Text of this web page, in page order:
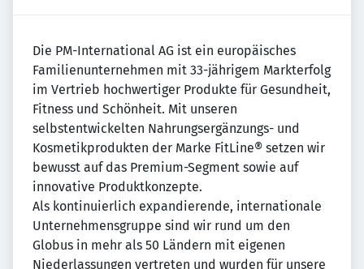
Die PM-International AG ist ein europäisches
Familienunternehmen mit 33-jährigem Markterfolg
im Vertrieb hochwertiger Produkte für Gesundheit,
Fitness und Schönheit. Mit unseren
selbstentwickelten Nahrungsergänzungs- und
Kosmetikprodukten der Marke FitLine® setzen wir
bewusst auf das Premium-Segment sowie auf
innovative Produktkonzepte.
Als kontinuierlich expandierende, internationale
Unternehmensgruppe sind wir rund um den
Globus in mehr als 50 Ländern mit eigenen
Niederlassungen vertreten und wurden für unsere